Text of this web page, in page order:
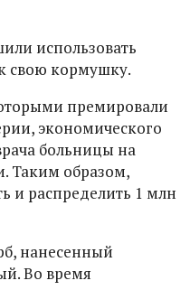
использовать
свою кормушку.
премировали
экономического
больницы на
Таким образом,
и распределить 1 млн
нанесенный
Во время